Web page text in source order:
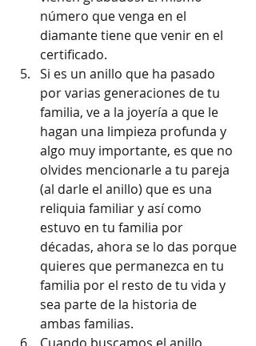
número que venga en el
diamante tiene que venir en el
certificado.
Si es un anillo que ha pasado
por varias generaciones de tu
familia, ve a la joyería a que le
hagan una limpieza profunda y
algo muy importante, es que no
olvides mencionarle a tu pareja
(al darle el anillo) que es una
reliquia familiar y así como
estuvo en tu familia por
décadas, ahora se lo das porque
quieres que permanezca en tu
familia por el resto de tu vida y
sea parte de la historia de
ambas familias.